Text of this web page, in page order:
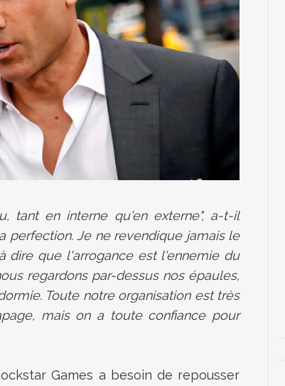
tant en interne qu'en externe", a-t-il
perfection. Je ne revendique jamais le
dire que l'arrogance est l'ennemie du
regardons par-dessus nos épaules,
Toute notre organisation est très
mais on a toute confiance pour
Games a besoin de repousser